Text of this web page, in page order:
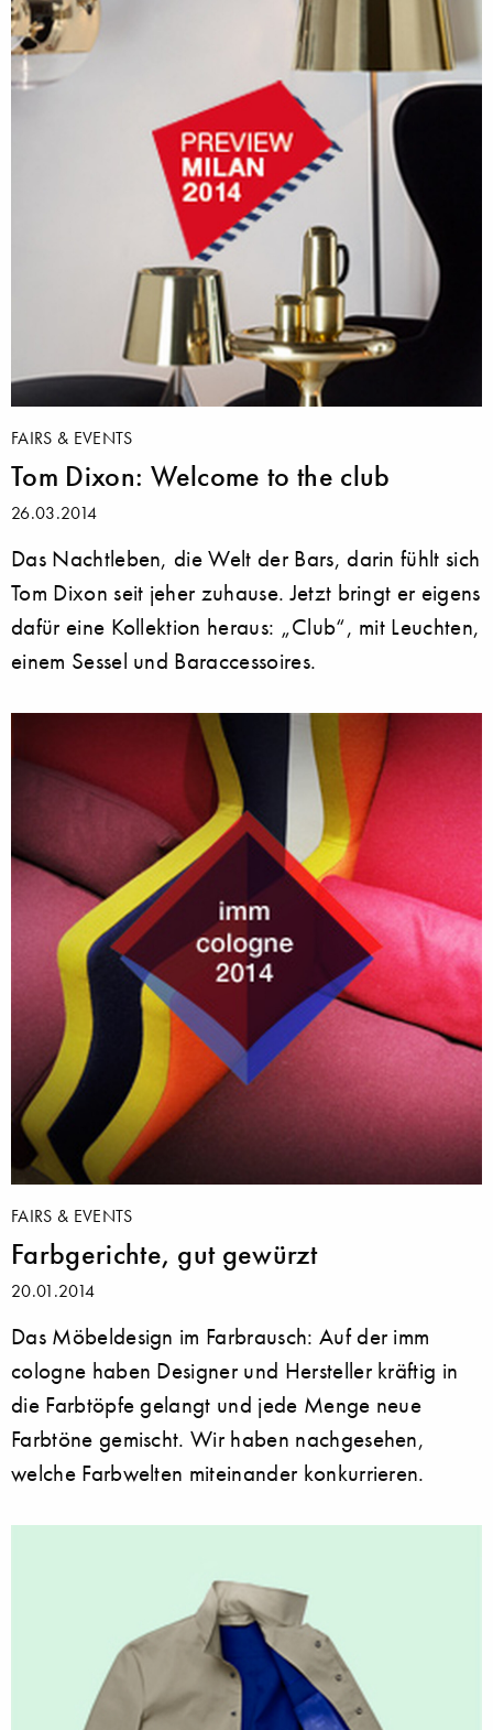
FAIRS & EVENTS
Tom Dixon: Welcome to the club
26.03.2014
Das Nachtleben, die Welt der Bars, darin fühlt sich
Tom Dixon seit jeher zuhause. Jetzt bringt er eigens
dafür eine Kollektion heraus: „Club“, mit Leuchten,
einem Sessel und Baraccessoires.
FAIRS & EVENTS
Farbgerichte, gut gewürzt
20.01.2014
Das Möbeldesign im Farbrausch: Auf der imm
cologne haben Designer und Hersteller kräftig in
die Farbtöpfe gelangt und jede Menge neue
Farbtöne gemischt. Wir haben nachgesehen,
welche Farbwelten miteinander konkurrieren.